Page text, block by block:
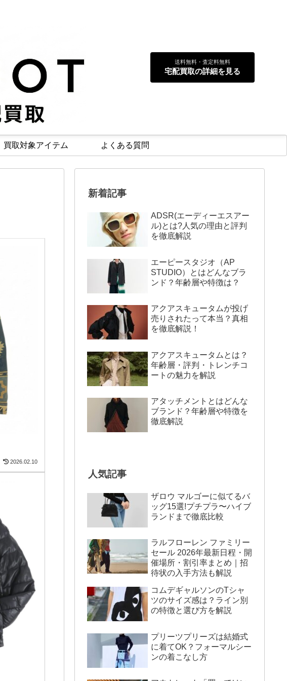
送料無料・査定料無料
宅配買取の詳細を見る
買取対象アイテム よくある質問
2026.02.10
新着記事
ADSR(エーディーエスアー
ル)とは?人気の理由と評判
を徹底解説
エーピースタジオ（AP
STUDIO）とはどんなブラ
ンド？年齢層や特徴は？
アクアスキュータムが投げ
売りされたって本当？真相
を徹底解説！
アクアスキュータムとは？
年齢層・評判・トレンチコ
ートの魅力を解説
アタッチメントとはどんな
ブランド？年齢層や特徴を
徹底解説
人気記事
ザロウ マルゴーに似てるバ
ッグ15選!プチプラ〜ハイブ
ランドまで徹底比較
ラルフローレン ファミリー
セール 2026年最新日程・開
催場所・割引率まとめ｜招
待状の入手方法も解説
コムデギャルソンのTシャ
ツのサイズ感は？ライン別
の特徴と選び方を解説
プリーツプリーズは結婚式
に着てOK？フォーマルシー
ンの着こなし方